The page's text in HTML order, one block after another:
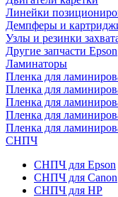
Линейки
Демпферы и
Узлы и резинки
Другие запчасти Epson
Ламинаторы
Пленка для
Пленка для
Пленка для
Пленка для
Пленка для
СНПЧ
СНПЧ для Epson
СНПЧ для Canon
СНПЧ для HP